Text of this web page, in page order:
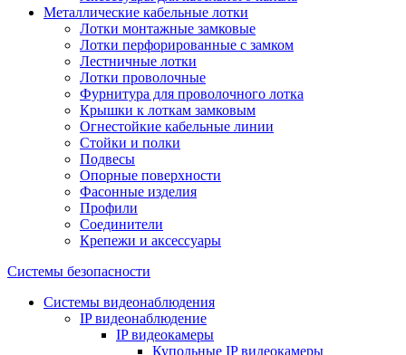
Металлические кабельные лотки
Лотки монтажные замковые
Лотки перфорированные с замком
Лестничные лотки
Лотки проволочные
Фурнитура для проволочного лотка
Крышки к лоткам замковым
Огнестойкие кабельные линии
Стойки и полки
Подвесы
Опорные поверхности
Фасонные изделия
Профили
Соединители
Крепежи и аксессуары
Системы безопасности
Системы видеонаблюдения
IP видеонаблюдение
IP видеокамеры
Купольные IP видеокамеры